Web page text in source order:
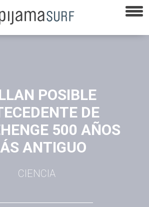
POSIBLE
DE
500 AÑOS
ANTIGUO
CIENCIA